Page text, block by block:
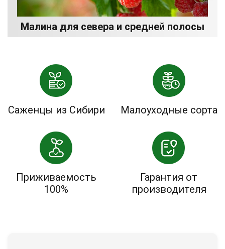
Малина для севера и средней полосы
Саженцы из Сибири Малоуходные сорта
Приживаемость
100%
Гарантия от
производителя